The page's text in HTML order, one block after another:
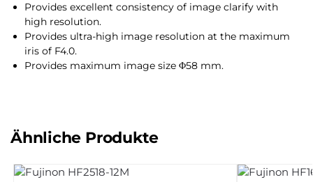
Provides excellent consistency of image clarify with
high resolution.
Provides ultra-high image resolution at the maximum
iris of F4.0.
Provides maximum image size Φ58 mm.
Ähnliche Produkte